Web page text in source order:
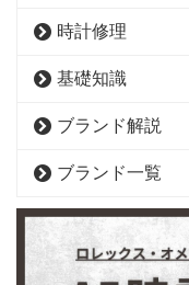
時計修理
基礎知識
ブランド解説
ブランド一覧